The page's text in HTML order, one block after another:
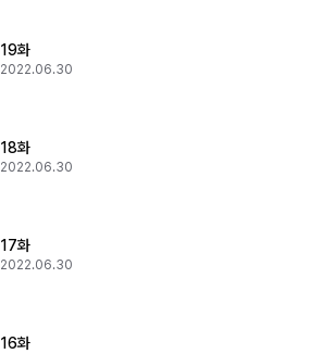
19화
2022.06.30
18화
2022.06.30
17화
2022.06.30
16화